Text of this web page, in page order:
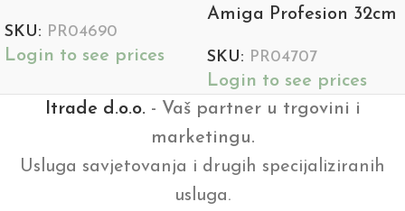
SKU: PR04690
Login to see prices
Amiga Profesion 32cm
SKU: PR04707
Login to see prices
Itrade d.o.o.- Vaš partner u trgovini i
marketingu.
Usluga savjetovanja i drugih specijaliziranih
usluga.